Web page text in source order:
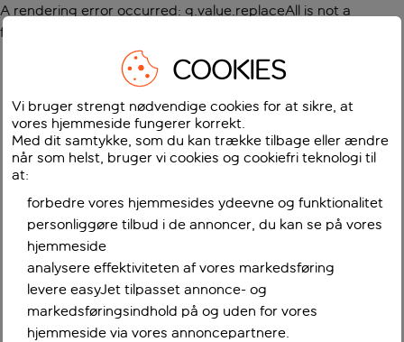
A rendering error occurred: g.value.replaceAll is not a
function
COOKIES
Vi bruger strengt nødvendige cookies for at sikre, at
vores hjemmeside fungerer korrekt.
Med dit samtykke, som du kan trække tilbage eller ændre
når som helst, bruger vi cookies og cookiefri teknologi til
at:
forbedre vores hjemmesides ydeevne og funktionalitet
personliggøre tilbud i de annoncer, du kan se på vores
hjemmeside
analysere effektiviteten af vores markedsføring
levere easyJet tilpasset annonce- og
markedsføringsindhold på og uden for vores
hjemmeside via vores annoncepartnere.